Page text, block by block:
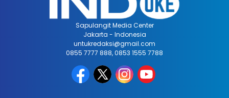
Sapulangit Media Center
Jakarta - Indonesia
untukredaksi@gmail.com
0855 7777 888, 0853 1555 7788